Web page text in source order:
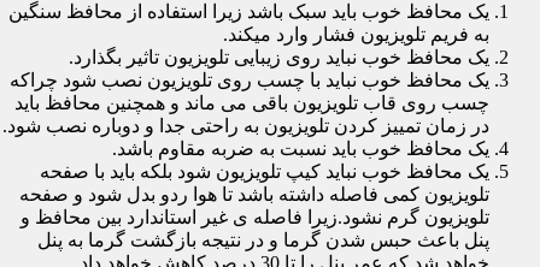
یک محافظ خوب باید سبک باشد زیرا استفاده از محافظ سنگین
به فریم تلویزیون فشار وارد میکند.
یک محافظ خوب نباید روی زیبایی تلویزیون تاثیر بگذارد.
یک محافظ خوب نباید با چسب روی تلویزیون نصب شود چراکه
چسب روی قاب تلویزیون باقی می ماند و همچنین محافظ باید
در زمان تمییز کردن تلویزیون به راحتی جدا و دوباره نصب شود.
یک محافظ خوب باید نسبت به ضربه مقاوم باشد.
یک محافظ خوب نباید کیپ تلویزیون شود بلکه باید با صفحه
تلویزیون کمی فاصله داشته باشد تا هوا ردو بدل شود و صفحه
تلویزیون گرم نشود.زیرا فاصله ی غیر استاندارد بین محافظ و
پنل باعث حبس شدن گرما و در نتیجه بازگشت گرما به پنل